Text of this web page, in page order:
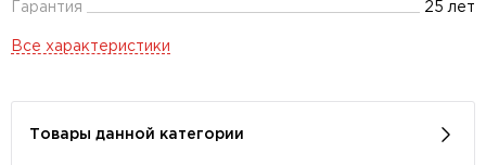
Гарантия
25 лет
Все характеристики
Товары данной категории